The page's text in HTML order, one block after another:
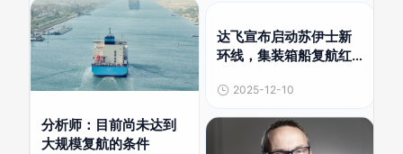
分析师：目前尚未达到
大规模复航的条件
达飞宣布启动苏伊士新
环线，集装箱船复航红
2025-12-10